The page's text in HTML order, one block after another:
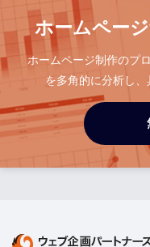
ホームペー
ホームページ制作のプ
を多角的に分析し、